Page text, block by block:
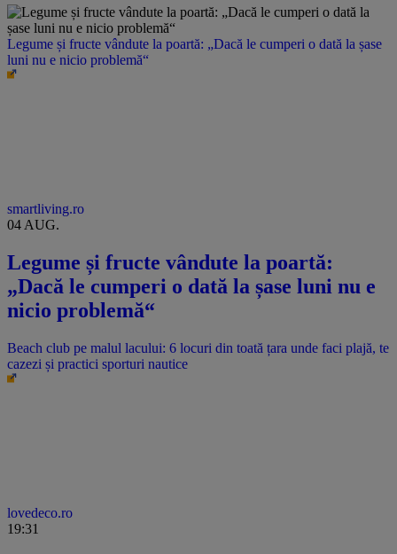
Legume și fructe vândute la poartă: „Dacă le cumperi o dată la șase
luni nu e nicio problemă“
smartliving.ro
04 AUG.
Legume și fructe vândute la poartă:
„Dacă le cumperi o dată la șase luni nu e
nicio problemă“
Beach club pe malul lacului: 6 locuri din toată țara unde faci plajă, te
cazezi și practici sporturi nautice
lovedeco.ro
19:31